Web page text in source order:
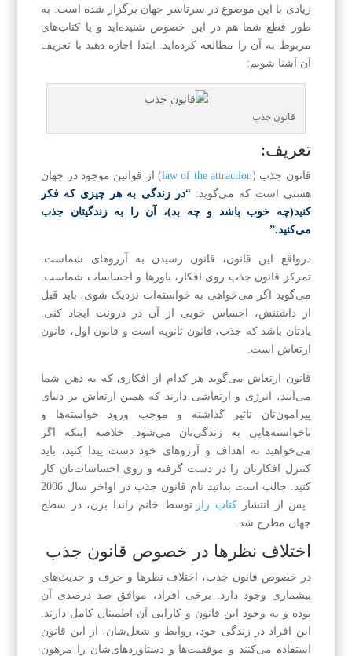
زیادی با این موضوع در سرتاسر جهان برگزار شده است. به
طور قطع شما هم در این خصوص شنیده‌اید و یا کتاب‌های
مربوط به آن را مطالعه کرده‌اید. ابتدا اجازه دهید با تعریف
آن آشنا شویم:
قانون جذب
تعریف:
قانون جذب (law of the attraction) از قوانین موجود در جهان
هستی است که می‌گوید: “در زندگی به هر چیزی که فکر
کنید(چه خوب باشد و چه بد)، آن را به زندگیتان جذب
می‌کنید.”
درواقع این قانون، قانون رسیدن به آرزوهای شماست.
تمرکز قانون جذب روی افکار، باورها و احساسات شماست.
می‌گوید اگر می‌خواهی به خواسته‌ات نزدیک شوی، باید قبل
از داشتنش، احساس خوبی از آن در د‌رونت ایجاد کنی.
یادتان باشد که جذب، قانون ثانویه است و قانون اول، قانون
ارتعاش است.
قانون ارتعاش می‌گوید هر کدام از افکاری که به ذهن شما
می‌آیند، انرژی و ار‌تعاشی دارند که همین ارتعاش بر دنیای
پیرامون‌تان تاثیر گذاشته و موجب ورود خواسته‌ها و
ناخواسته‌هایی به زندگی‌تان می‌شود. خلاصه اینکه اگر
می‌خواهید به اهداف و آرزوهای خود دست پیدا کنید، باید
کنترل افکار‌تان را در دست گرفته و روی احساسات‌تان کار
کنید. جالب است بدانید نام قانون جذب در اواخر سال 2006
پس از انتشارکتاب راز توسط خانم راندا برن، در سطح
جهان مطرح شد.
اختلاف نظرها در خصوص قانون جذب
در خصوص قانون جذب، اختلاف نظرها و حرف و حدیث‌های
بیشماری وجود دارد. برخی افراد، موافق صد درصدی آن
بوده و به وجود این قانون و کارایی آن اطمینان کامل دارند.
این افراد در زندگی خود، روابط و شغل‌شان، از این قانون
استفاده می‌کنند و موفقیت‌ها و دستاوردهای‌شان را مرهون